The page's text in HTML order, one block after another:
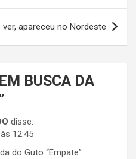
apareceu no Nordeste
EM BUSCA DA
disse:
12:45
do Guto “Empate”.